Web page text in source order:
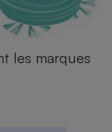
les marques